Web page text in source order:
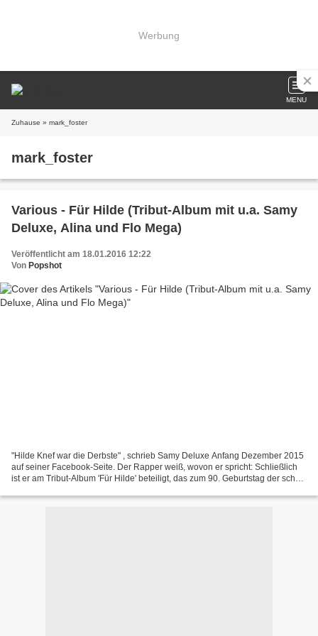
Werbung
MENU
Zuhause » mark_foster
mark_foster
Various - Für Hilde (Tribut-Album mit u.a. Samy
Deluxe, Alina und Flo Mega)
Veröffentlicht am 18.01.2016 12:22
Von Popshot
"Hilde Knef war die Derbste" , schrieb Samy Deluxe Anfang Dezember 2015
auf seiner Facebook-Seite. Der Rapper weiß, wovon er spricht: Schließlich
ist er am Tribut-Album 'Für Hilde' beteiligt, das zum 90. Geburtstag der schon